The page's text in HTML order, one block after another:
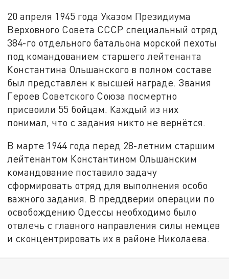
20 апреля 1945 года Указом Президиума
Верховного Совета СССР специальный отряд
384-го отдельного батальона морской пехоты
под командованием старшего лейтенанта
Константина Ольшанского в полном составе
был представлен к высшей награде. Звания
Героев Советского Союза посмертно
присвоили 55 бойцам. Каждый из них
понимал, что с задания никто не вернётся.
В марте 1944 года перед 28-летним старшим
лейтенантом Константином Ольшанским
командование поставило задачу
сформировать отряд для выполнения особо
важного задания. В преддверии операции по
освобождению Одессы необходимо было
отвлечь с главного направления силы немцев
и сконцентрировать их в районе Николаева.